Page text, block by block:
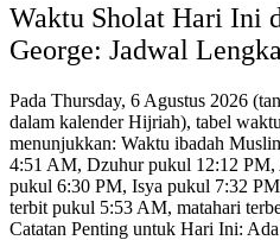
Waktu Sholat Hari Ini
George: Jadwal
Pada Thursday, 6 Agustus 2026
dalam kalender Hijriah), tabel
menunjukkan: Waktu ibadah
4:51 AM, Dzuhur pukul 12:12
pukul 6:30 PM, Isya pukul 7:32
terbit pukul 5:53 AM, matahari
Catatan Penting untuk Hari Ini: